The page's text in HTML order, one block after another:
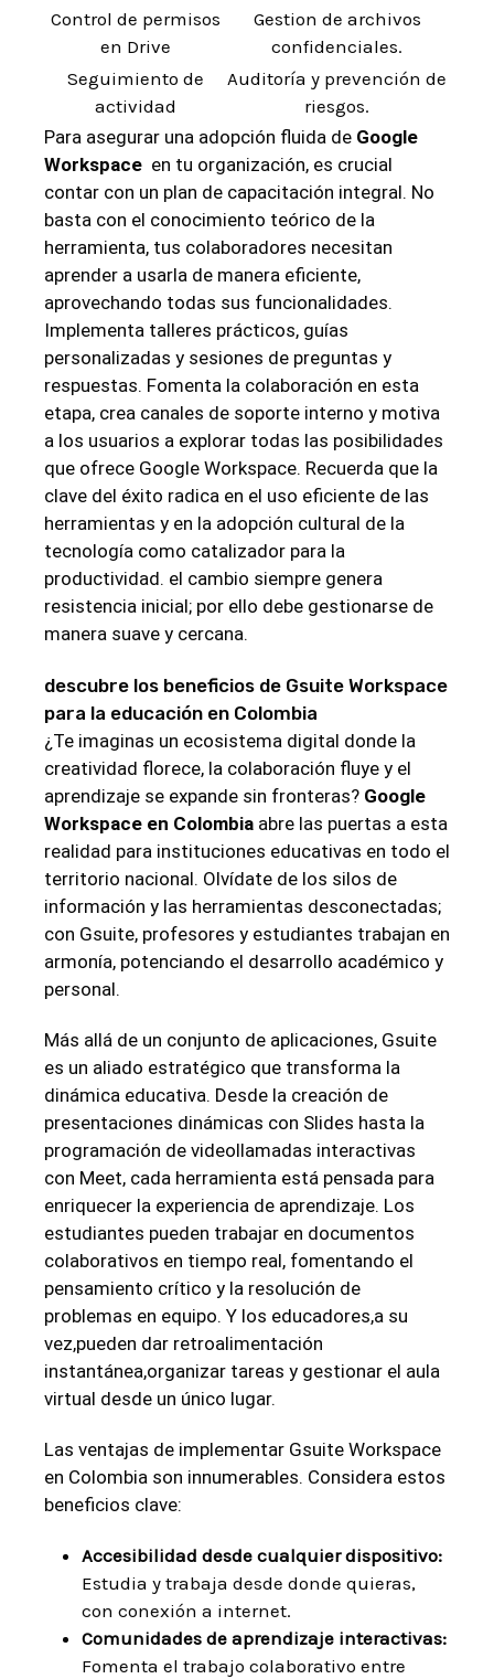
Control de permisos
en Drive
Gestion ⁤de archivos
confidenciales.
Seguimiento de
actividad
Auditoría y prevención ⁤de
⁤riesgos.
Para⁤ asegurar una adopción fluida de Google
Workspace ‍en tu organización, es crucial‌
contar con un plan de capacitación⁣ integral. No
basta con ‌el conocimiento teórico de la
⁢herramienta, tus colaboradores necesitan ⁣
aprender a usarla ​de ‍manera eficiente,
aprovechando todas sus ⁤funcionalidades.
Implementa⁣ talleres prácticos, guías
personalizadas y sesiones de preguntas y
‍respuestas. Fomenta la‌ colaboración en esta
etapa, crea canales de soporte interno ‌y ‍motiva
a los usuarios a explorar todas las posibilidades
que ofrece Google Workspace. ‍Recuerda que la
clave ⁤del éxito radica en el ‍uso eficiente de las
herramientas y en la adopción ‍cultural ‌de la
tecnología como catalizador para la⁣
productividad. el cambio siempre genera
resistencia⁤ inicial; por ello debe gestionarse de
manera suave y cercana.
descubre‌ los beneficios‍ de ‌Gsuite Workspace
para la educación en Colombia
¿Te imaginas un ecosistema digital donde ​la
creatividad florece, la ⁢colaboración fluye y el
aprendizaje se expande⁣ sin fronteras? Google
Workspace en Colombia abre ​las puertas a esta
realidad para instituciones educativas en todo el
territorio‌ nacional. Olvídate de los silos de
información‌ y las herramientas desconectadas;
con Gsuite, ⁣profesores y​ estudiantes trabajan en
armonía, potenciando ⁢el desarrollo académico y
personal.
Más allá de un conjunto de aplicaciones, Gsuite
es un aliado estratégico que ⁤transforma la
dinámica educativa.⁢ Desde la creación de
presentaciones dinámicas con Slides hasta la
programación de videollamadas interactivas
con ⁢Meet, cada‍ herramienta está pensada para
enriquecer la experiencia de aprendizaje. ⁣Los
estudiantes pueden trabajar en documentos​
colaborativos en​ tiempo ​real, fomentando el
pensamiento crítico y la ‌resolución de
problemas en equipo. Y los educadores,a⁣ su
vez,pueden‌ dar​ retroalimentación
instantánea,organizar tareas y gestionar el aula
virtual desde un único lugar.
Las ventajas‌ de implementar Gsuite Workspace
‌en Colombia son innumerables. Considera estos
beneficios clave:
Accesibilidad desde cualquier dispositivo:
Estudia y trabaja desde donde quieras,
⁢con conexión‌ a internet.
Comunidades de aprendizaje ⁣interactivas:
Fomenta el trabajo colaborativo entre